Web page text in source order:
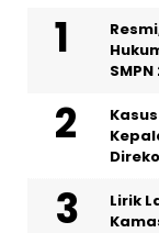
Lirik